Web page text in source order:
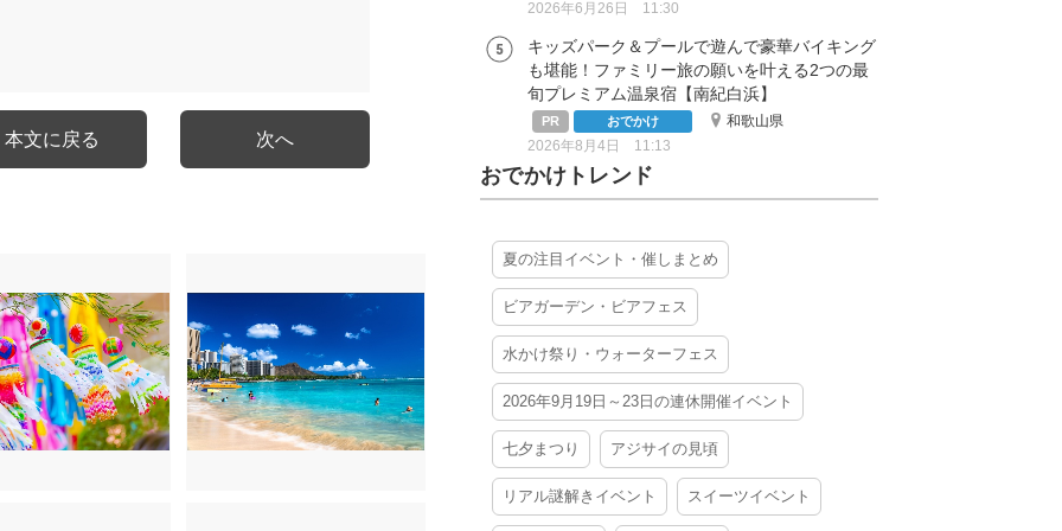
本文に戻る 次へ
2026年6月26日 11:30
キッズパーク＆プールで遊んで豪華バイキング
も堪能！ファミリー旅の願いを叶える2つの最
旬プレミアム温泉宿【南紀白浜】
おでかけ
和歌山県
2026年8月4日 11:13
おでかけトレンド
夏の注目イベント・催しまとめ
ビアガーデン・ビアフェス
水かけ祭り・ウォーターフェス
2026年9月19日～23日の連休開催イベント
七夕まつり アジサイの見頃
リアル謎解きイベント スイーツイベント